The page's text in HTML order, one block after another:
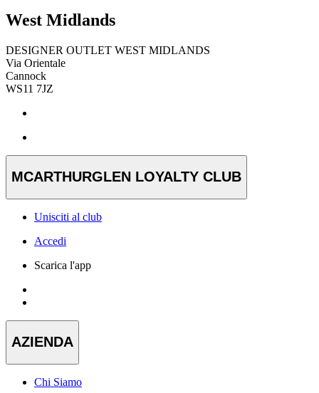
West Midlands
DESIGNER OUTLET WEST MIDLANDS
Via Orientale
Cannock
WS11 7JZ
MCARTHURGLEN LOYALTY CLUB
Unisciti al club
Accedi
Scarica l'app
AZIENDA
Chi Siamo